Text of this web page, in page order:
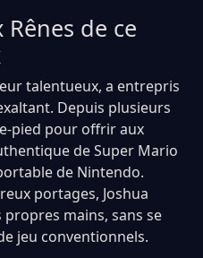
de ce
talentueux, a entrepris
Depuis plusieurs
pied pour offrir aux
de Super Mario
de Nintendo.
portages, Joshua
mains, sans se
jeu conventionnels.